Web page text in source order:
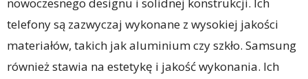
nowoczesnego designu i solidnej konstrukcji. Ich
telefony są zazwyczaj wykonane z wysokiej jakości
materiałów, takich jak aluminium czy szkło. Samsung
również stawia na estetykę i jakość wykonania. Ich